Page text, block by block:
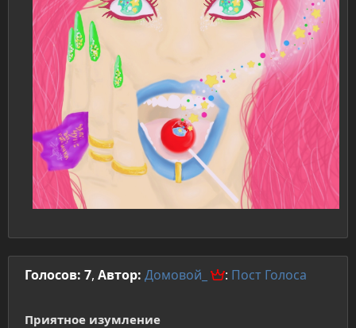
Голосов: 7, Автор: Домовой_ : Пост Голоса
Приятное изумление